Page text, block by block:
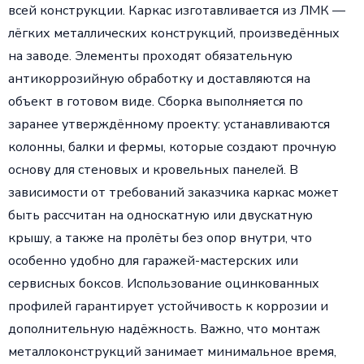
всей конструкции. Каркас изготавливается из ЛМК —
лёгких металлических конструкций, произведённых
на заводе. Элементы проходят обязательную
антикоррозийную обработку и доставляются на
объект в готовом виде. Сборка выполняется по
заранее утверждённому проекту: устанавливаются
колонны, балки и фермы, которые создают прочную
основу для стеновых и кровельных панелей. В
зависимости от требований заказчика каркас может
быть рассчитан на односкатную или двускатную
крышу, а также на пролёты без опор внутри, что
особенно удобно для гаражей-мастерских или
сервисных боксов. Использование оцинкованных
профилей гарантирует устойчивость к коррозии и
дополнительную надёжность. Важно, что монтаж
металлоконструкций занимает минимальное время,